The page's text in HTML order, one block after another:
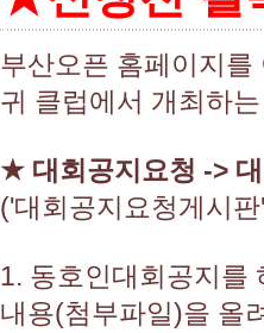
부산오픈 홈페이지
귀 클럽에서 개최하
★ 대회공지요청 ->
('대회공지요청게시판
1. 동호인대회공지를
내용(첨부파일)을 올